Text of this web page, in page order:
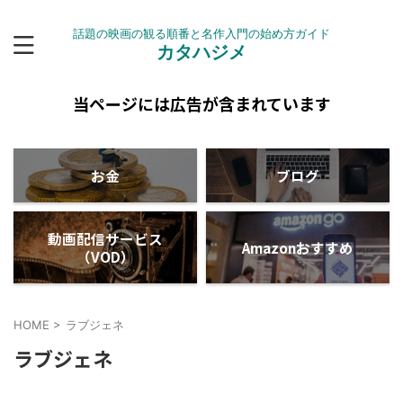
話題の映画の観る順番と名作入門の始め方ガイド
カタハジメ
当ページには広告が含まれています
お金 ブログ
動画配信サービス
（VOD）
Amazonおすすめ
HOME > ラブジェネ
ラブジェネ